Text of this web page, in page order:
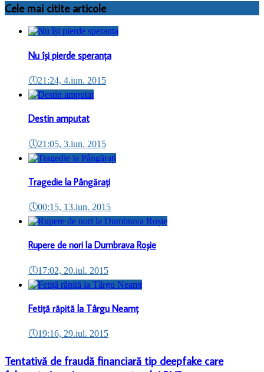
Cele mai citite articole
Nu își pierde speranța
🕔21:24, 4.iun. 2015
Destin amputat
🕔21:05, 3.iun. 2015
Tragedie la Pângărați
🕔00:15, 13.iun. 2015
Rupere de nori la Dumbrava Roșie
🕔17:02, 20.iul. 2015
Fetiță răpită la Târgu Neamț
🕔19:16, 29.iul. 2015
Tentativă de fraudă financiară tip deepfake care